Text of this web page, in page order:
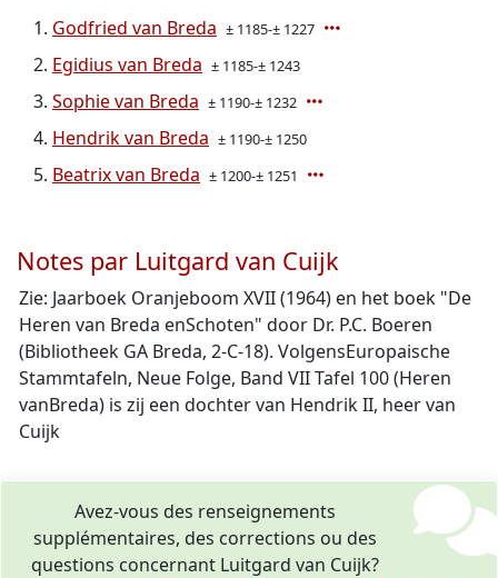
Godfried van Breda ± 1185-± 1227
Egidius van Breda ± 1185-± 1243
Sophie van Breda ± 1190-± 1232
Hendrik van Breda ± 1190-± 1250
Beatrix van Breda ± 1200-± 1251
Notes par Luitgard van Cuijk
Zie: Jaarboek Oranjeboom XVII (1964) en het boek "De
Heren van Breda enSchoten" door Dr. P.C. Boeren
(Bibliotheek GA Breda, 2-C-18). VolgensEuropaische
Stammtafeln, Neue Folge, Band VII Tafel 100 (Heren
vanBreda) is zij een dochter van Hendrik II, heer van
Cuijk
Avez-vous des renseignements
supplémentaires, des corrections ou des
questions concernant Luitgard van Cuijk?